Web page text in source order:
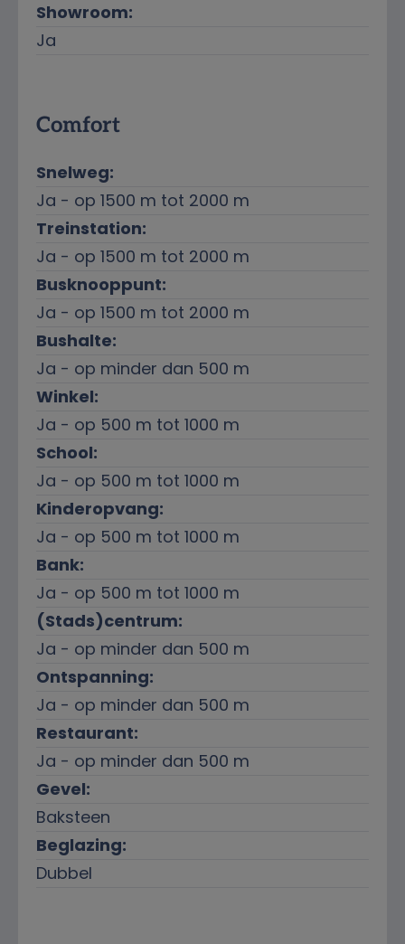
Showroom:
Ja
Comfort
Snelweg:
Ja - op 1500 m tot 2000 m
Treinstation:
Ja - op 1500 m tot 2000 m
Busknooppunt:
Ja - op 1500 m tot 2000 m
Bushalte:
Ja - op minder dan 500 m
Winkel:
Ja - op 500 m tot 1000 m
School:
Ja - op 500 m tot 1000 m
Kinderopvang:
Ja - op 500 m tot 1000 m
Bank:
Ja - op 500 m tot 1000 m
(Stads)centrum:
Ja - op minder dan 500 m
Ontspanning:
Ja - op minder dan 500 m
Restaurant:
Ja - op minder dan 500 m
Gevel:
Baksteen
Beglazing:
Dubbel